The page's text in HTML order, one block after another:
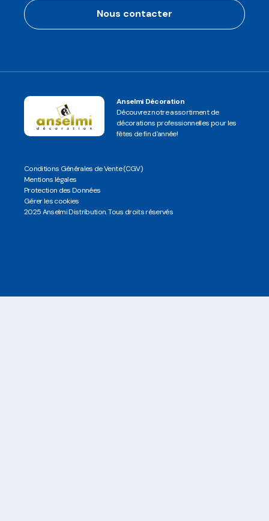
Nous contacter
Anselmi Décoration
Découvrez notre assortiment de
décorations professionnelles pour les
fêtes de fin d'année!
Conditions Générales de Vente (CGV)
Mentions légales
Protection des Données
Gérer les cookies
2025 Anselmi Distribution. Tous droits réservés